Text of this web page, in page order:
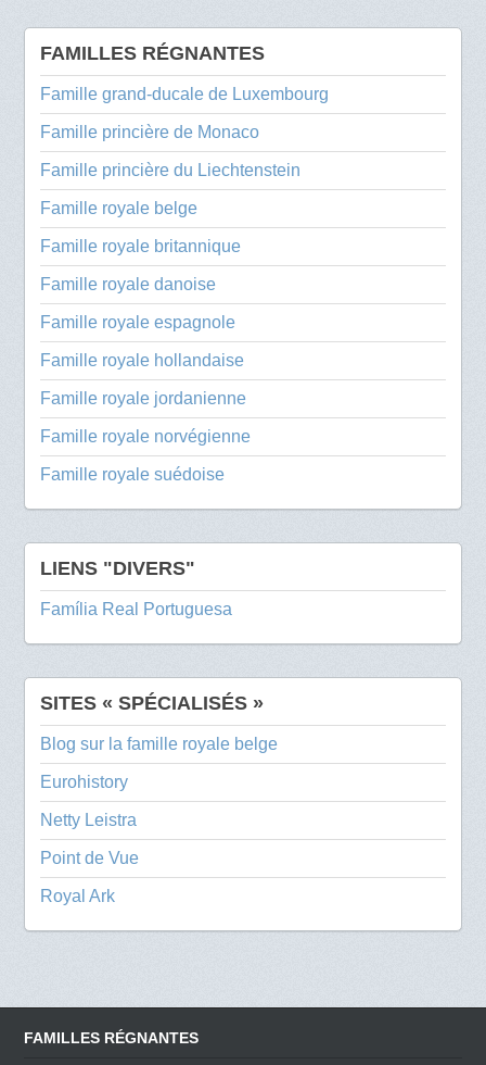
FAMILLES RÉGNANTES
Famille grand-ducale de Luxembourg
Famille princière de Monaco
Famille princière du Liechtenstein
Famille royale belge
Famille royale britannique
Famille royale danoise
Famille royale espagnole
Famille royale hollandaise
Famille royale jordanienne
Famille royale norvégienne
Famille royale suédoise
LIENS "DIVERS"
Família Real Portuguesa
SITES « SPÉCIALISÉS »
Blog sur la famille royale belge
Eurohistory
Netty Leistra
Point de Vue
Royal Ark
FAMILLES RÉGNANTES